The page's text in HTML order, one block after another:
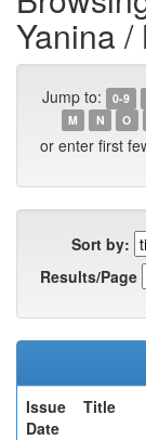
Yanina
Jump to: 0-9
M
N O
or enter first
Sort by:
Results/Page
Issue
Date
Title